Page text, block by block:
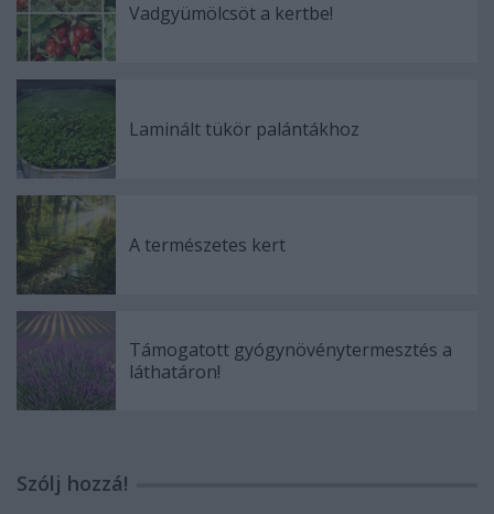
Vadgyümölcsöt a kertbe!
Laminált tükör palántákhoz
A természetes kert
Támogatott gyógynövénytermesztés a
láthatáron!
Szólj hozzá!